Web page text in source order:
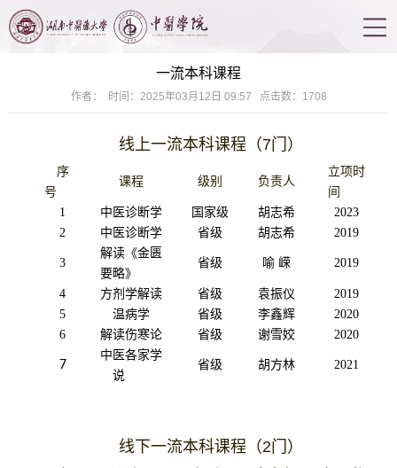
一流本科课程
作者： 时间：2025年03月12日 09:57 点击数： 1708
线上一流本科课程 （7门 ）
序
号
课程 级别 负责人
立项时
间
1
中医诊断学 国家级 胡志希
2023
2
中医诊断学 省级 胡志希 2019
3
解读《金匮
要略》
省级 喻 嵘 2019
4 方剂学解读 省级 袁振仪
2019
5
温病学 省级 李鑫辉
2020
6
解读伤寒论 省级 谢雪姣 2020
7
中医各家学
说
省级 胡方林 2021
线下一流本科课程 （2门 ）